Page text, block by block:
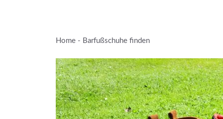
Home - Barfußschuhe finden